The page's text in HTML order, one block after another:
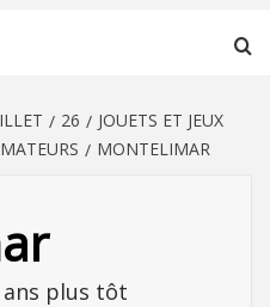
26
JOUETS ET JEUX
MONTELIMAR
ans plus tôt